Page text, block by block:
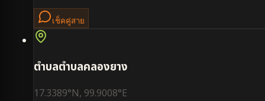
เช็คคู่สาย
ตำบลตำบลคลองยาง
17.3389°N, 99.9008°E